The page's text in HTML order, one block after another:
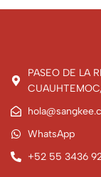
PASEO DE LA
WhatsApp
+52 55 3436